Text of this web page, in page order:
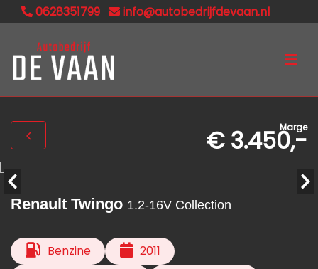
0628351799 info@autobedrijfdevaan.nl
Marge
€ 3.450,-
Renault Twingo 1.2-16V Collection
Benzine
2011